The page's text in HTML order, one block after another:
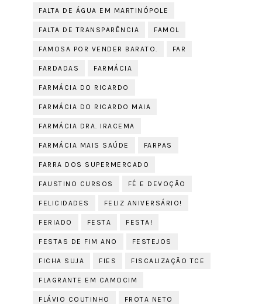
FALTA DE ÁGUA EM MARTINÓPOLE
FALTA DE TRANSPARÊNCIA FAMOL
FAMOSA POR VENDER BARATO. FAR
FARDADAS FARMÁCIA
FARMÁCIA DO RICARDO
FARMÁCIA DO RICARDO MAIA
FARMÁCIA DRA. IRACEMA
FARMÁCIA MAIS SAÚDE FARPAS
FARRA DOS SUPERMERCADO
FAUSTINO CURSOS FÉ E DEVOÇÃO
FELICIDADES FELIZ ANIVERSÁRIO!
FERIADO FESTA FESTA!
FESTAS DE FIM ANO FESTEJOS
FICHA SUJA FIES FISCALIZAÇÃO TCE
FLAGRANTE EM CAMOCIM
FLÁVIO COUTINHO FROTA NETO